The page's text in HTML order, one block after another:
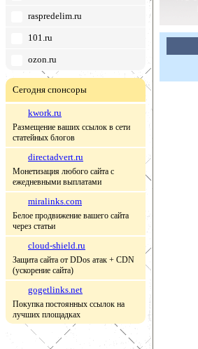
raspredelim.ru
101.ru
ozon.ru
Сегодня спонсоры
kwork.ru
Размещение ваших ссылок в сети
статейных блогов
directadvert.ru
Монетизация любого сайта с
ежедневными выплатами
miralinks.com
Белое продвижение вашего сайта
через статьи
cloud-shield.ru
Защита сайта от DDos атак + CDN
(ускорение сайта)
gogetlinks.net
Покупка постоянных ссылок на
лучших площадках